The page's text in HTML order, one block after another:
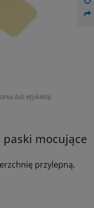
lub etykietą.
paski mocujące
przylepną.